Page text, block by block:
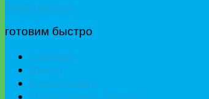
готовим быстро